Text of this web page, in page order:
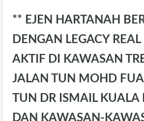
** EJEN HARTANAH
DENGAN LEGACY REAL
AKTIF DI KAWASAN
JALAN TUN MOHD
TUN DR ISMAIL KUALA
DAN KAWASAN-